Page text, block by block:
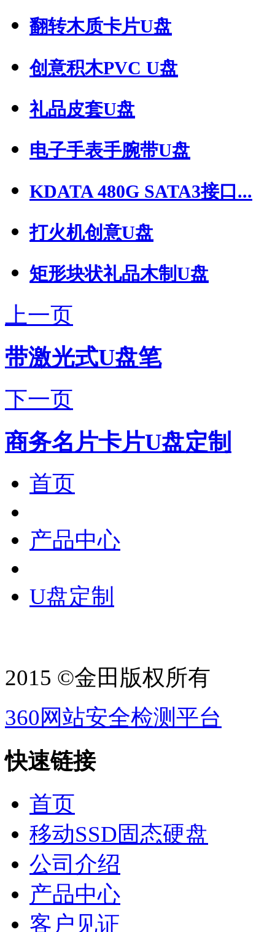
翻转木质卡片U盘
创意积木PVC U盘
礼品皮套U盘
电子手表手腕带U盘
KDATA 480G SATA3接口...
打火机创意U盘
矩形块状礼品木制U盘
上一页
带激光式U盘笔
下一页
商务名片卡片U盘定制
首页
产品中心
U盘定制
2015 ©金田版权所有
360网站安全检测平台
快速链接
首页
移动SSD固态硬盘
公司介绍
产品中心
客户见证